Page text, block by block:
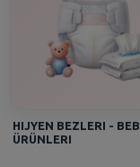
HIJYEN BEZLERI -
ÜRÜNLERI